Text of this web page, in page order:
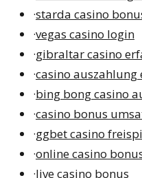
·starda casino
·vegas casino login
·gibraltar casino
·casino
·bing bong casino
·casino bonus
·ggbet casino
·online casino
·live casino bonus